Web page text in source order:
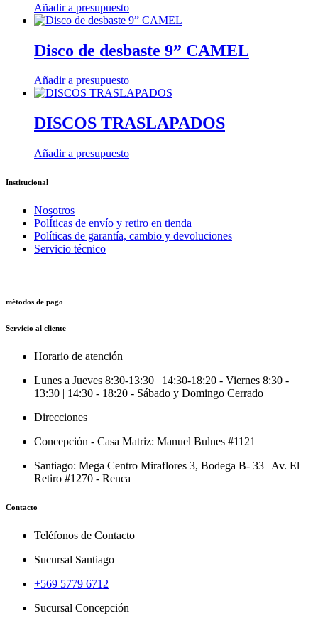
Añadir a presupuesto
Disco de desbaste 9” CAMEL
Añadir a presupuesto
DISCOS TRASLAPADOS
Añadir a presupuesto
Institucional
Nosotros
PolÍticas de envío y retiro en tienda
Políticas de garantía, cambio y devoluciones
Servicio técnico
métodos de pago
Servicio al cliente
Horario de atención
Lunes a Jueves 8:30-13:30 | 14:30-18:20 - Viernes 8:30 -
13:30 | 14:30 - 18:20 - Sábado y Domingo Cerrado
Direcciones
Concepción - Casa Matriz: Manuel Bulnes #1121
Santiago: Mega Centro Miraflores 3, Bodega B- 33 | Av. El
Retiro #1270 - Renca
Contacto
Teléfonos de Contacto
Sucursal Santiago
+569 5779 6712
Sucursal Concepción